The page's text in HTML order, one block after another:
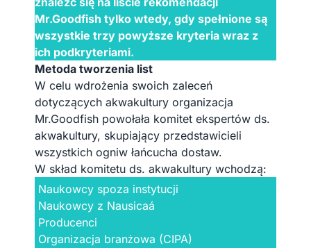
Mr.Goodfish tylko wtedy, gdy spełnione są
wszystkie trzy powyższe kryteria wraz z
ich podkryteriami.
Metoda tworzenia list
W celu wdrożenia swoich zaleceń
dotyczących akwakultury organizacja
Mr.Goodfish powołała komitet ekspertów ds.
akwakultury, skupiający przedstawicieli
wszystkich ogniw łańcucha dostaw.
W skład komitetu ds. akwakultury wchodzą:
Naukowcy spoza instytucji
Naukowcy z Nausicaá
Producenci
Organizacja branżowa (CIPA)